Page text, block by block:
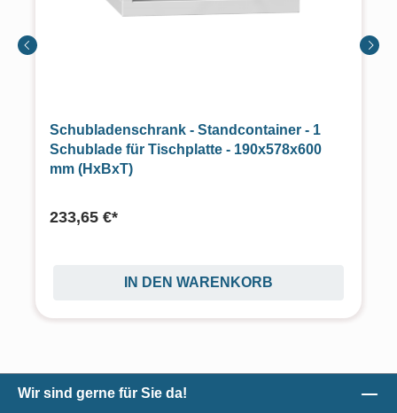
Schubladenschrank - Standcontainer - 1
Schublade für Tischplatte - 190x578x600
mm (HxBxT)
233,65 €*
IN DEN WARENKORB
Wir sind gerne für Sie da!